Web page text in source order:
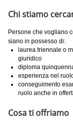
Chi stiamo
Persone che vogliano
siano in possesso di:
laurea triennale o
giuridico
diploma
esperienza nel
conseguimento
ruolo anche in
Cosa ti offriamo